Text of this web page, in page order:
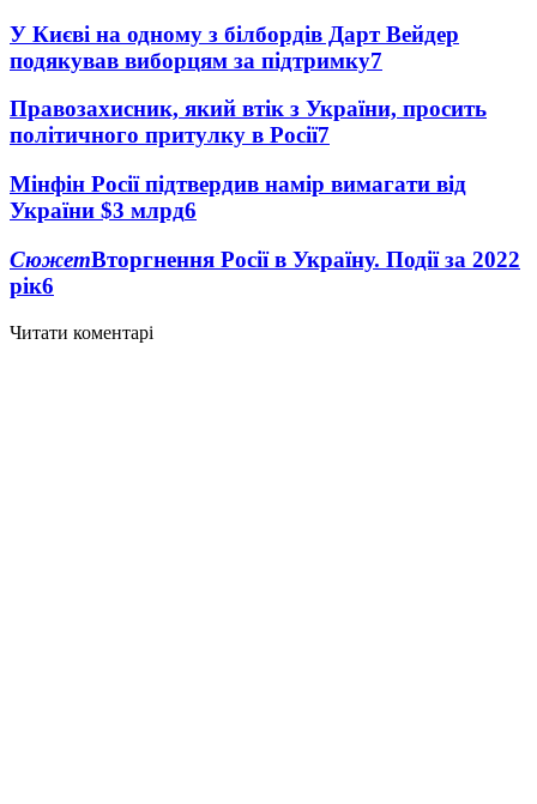
У Києві на одному з білбордів Дарт Вейдер
подякував виборцям за підтримку7
Правозахисник, який втік з України, просить
політичного притулку в Росії7
Мінфін Росії підтвердив намір вимагати від
України $3 млрд6
СюжетВторгнення Росії в Україну. Події за 2022
рік6
Читати коментарі